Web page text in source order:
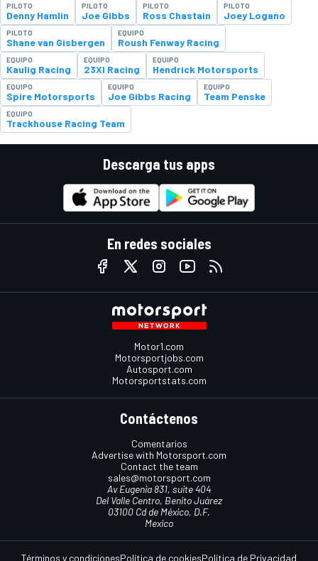
PILOTO
Denny Hamlin
PILOTO
Joe Gibbs
PILOTO
Ross Chastain
PILOTO
Joey Logano
PILOTO
Shane van Gisbergen
EQUIPO
Roush Fenway Racing
EQUIPO
Kaulig Racing
EQUIPO
23XI Racing
EQUIPO
Hendrick Motorsports
EQUIPO
Spire Motorsports
EQUIPO
Joe Gibbs Racing
EQUIPO
Team Penske
EQUIPO
Trackhouse Racing Team
Descarga tus apps
En redes sociales
Motor1.com
Motorsportjobs.com
Autosport.com
Motorsportstats.com
Contáctenos
Comentarios
Advertise with Motorsport.com
Contact the team
sales@motorsport.com
Av Eugenia 831, suite 404
Del Valle Centro, Benito Juárez
03100 Cd de México, D.F.
Mexico
Términos y condicionesPolítica de cookiesPolítica de Privacidad